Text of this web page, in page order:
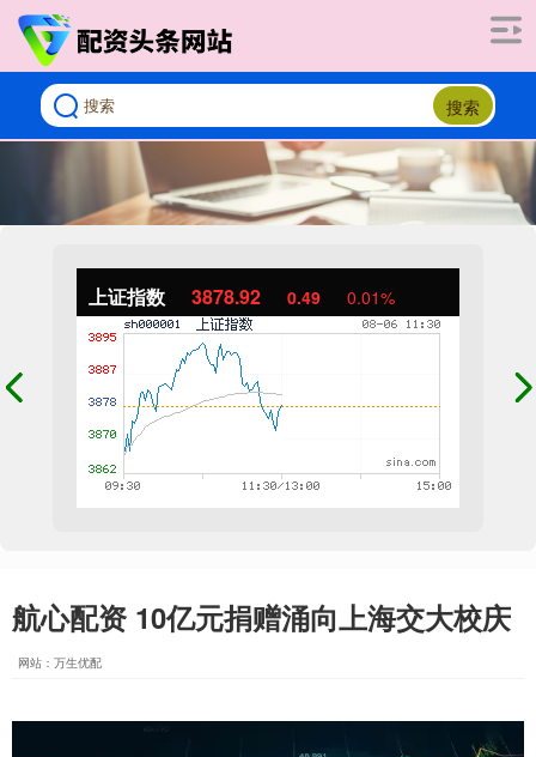
搜索
上证指数 3878.92 0.49 0.01%
航心配资 10亿元捐赠涌向上海交大校庆
网站：万生优配